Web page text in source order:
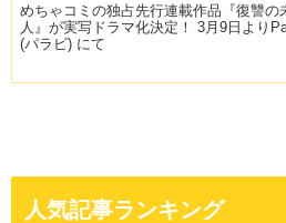
めちゃコミの独占先行連載作品『復讐の
人』が実写ドラマ化決定！ 3月9日より
(パラビ) にて
人気記事ランキング